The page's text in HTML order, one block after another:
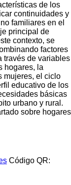
de los
continuidades y
familiares en el
principal de
contexto, se
factores
través de variables
hogares, la
mujeres, el ciclo
educativo de los
básicas
urbano y rural.
sobre hogares
Código QR: